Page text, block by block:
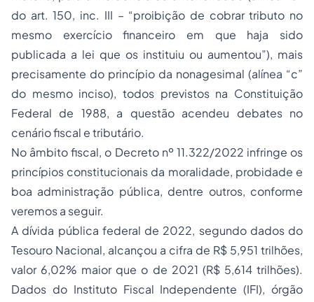
do art. 150, inc. III – “proibição de cobrar tributo no
mesmo exercício financeiro em que haja sido
publicada a lei que os instituiu ou aumentou”), mais
precisamente do princípio da nonagesimal (alínea “c”
do mesmo inciso), todos previstos na Constituição
Federal de 1988, a questão acendeu debates no
cenário fiscal e tributário.
No âmbito fiscal, o Decreto nº 11.322/2022 infringe os
princípios constitucionais da moralidade, probidade e
boa administração pública, dentre outros, conforme
veremos a seguir.
A dívida pública federal de 2022, segundo dados do
Tesouro Nacional, alcançou a cifra de R$ 5,951 trilhões,
valor 6,02% maior que o de 2021 (R$ 5,614 trilhões).
Dados do Instituto Fiscal Independente (IFI), órgão